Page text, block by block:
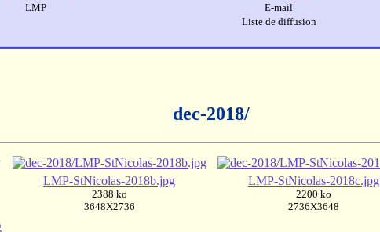
LMP
E-mail
Liste de diffusion
dec-2018/
LMP-StNicolas-2018b.jpg
2388 ko
3648X2736
LMP-StNicolas-2018c.jpg
2200 ko
2736X3648